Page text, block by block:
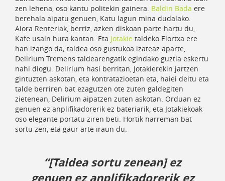
zen lehena, oso kantu politekin gainera. Baldin Bada ere
berehala aipatu genuen, Katu lagun mina dudalako.
Aiora Renteriak, berriz, azken diskoan parte hartu du,
Kafe usain hura kantan. Eta Jotakie taldeko Elortxa ere
han izango da; taldea oso gustukoa izateaz aparte,
Delirium Tremens taldearengatik egindako guztia eskertu
nahi diogu. Delirium hasi berritan, Jotakierekin jartzen
gintuzten askotan, eta kontratazioetan eta, haiei deitu eta
talde berriren bat ezagutzen ote zuten galdegiten
zietenean, Delirium aipatzen zuten askotan. Orduan ez
genuen ez anplifikadorerik ez bateriarik, eta Jotakiekoak
oso elegante portatu ziren beti. Hortik harreman bat
sortu zen, eta gaur arte iraun du.
“[Taldea sortu zenean] ez
genuen ez anplifikadorerik ez